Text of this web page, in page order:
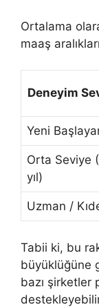
Ortalama
maaş
Deneyim
Yeni
Orta Seviye
yıl)
Uzman /
Tabii ki, bu
büyüklüğüne
bazı şirketler